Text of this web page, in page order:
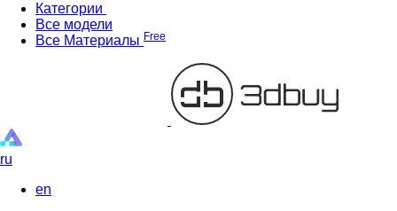
Категории
Все модели
Все Материалы Free
ru
en